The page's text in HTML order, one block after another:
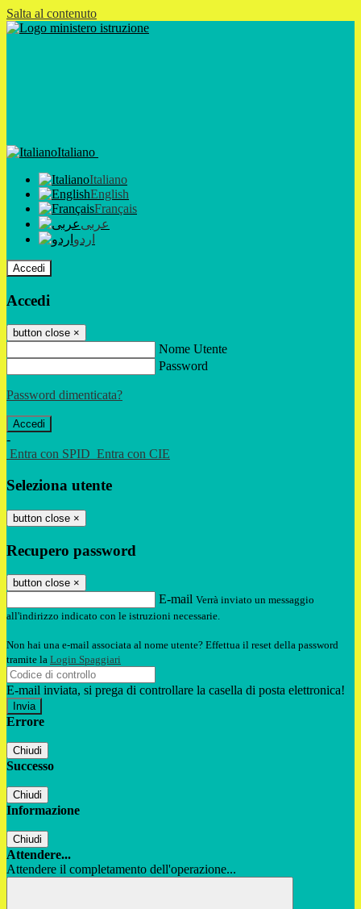
Salta al contenuto
Italiano
Italiano
English
Français
عربى
اردو
Accedi
Accedi
button close ×
Nome Utente
Password
Password dimenticata?
-
Entra con SPID Entra con CIE
Seleziona utente
button close ×
Recupero password
button close ×
E-mail Verrà inviato un messaggio
all'indirizzo indicato con le istruzioni necessarie.
Non hai una e-mail associata al nome utente? Effettua il reset della password
tramite la Login Spaggiari
E-mail inviata, si prega di controllare la casella di posta elettronica!
Errore
Chiudi
Successo
Chiudi
Informazione
Chiudi
Attendere...
Attendere il completamento dell'operazione...